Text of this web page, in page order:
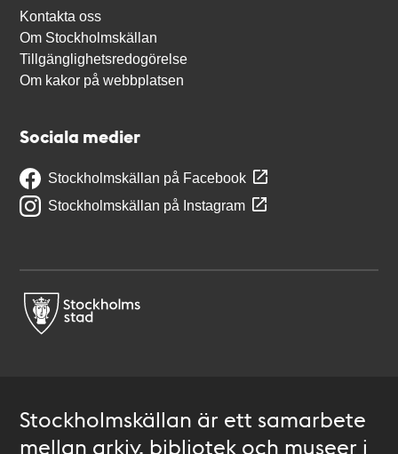
Kontakta oss
Om Stockholmskällan
Tillgänglighetsredogörelse
Om kakor på webbplatsen
Sociala medier
Stockholmskällan på Facebook
Stockholmskällan på Instagram
Stockholmskällan är ett samarbete
mellan arkiv, bibliotek och museer i